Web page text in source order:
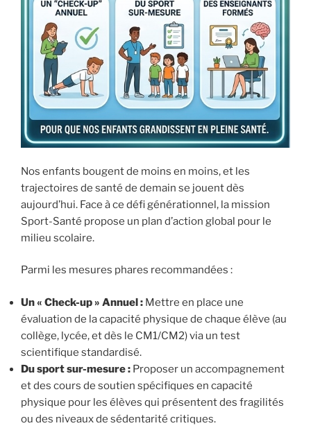
Nos enfants bougent de moins en moins, et les
trajectoires de santé de demain se jouent dès
aujourd’hui. Face à ce défi générationnel, la mission
Sport-Santé propose un plan d’action global pour le
milieu scolaire.
Parmi les mesures phares recommandées :
Un « Check-up » Annuel : Mettre en place une
évaluation de la capacité physique de chaque élève (au
collège, lycée, et dès le CM1/CM2) via un test
scientifique standardisé.
Du sport sur-mesure : Proposer un accompagnement
et des cours de soutien spécifiques en capacité
physique pour les élèves qui présentent des fragilités
ou des niveaux de sédentarité critiques.